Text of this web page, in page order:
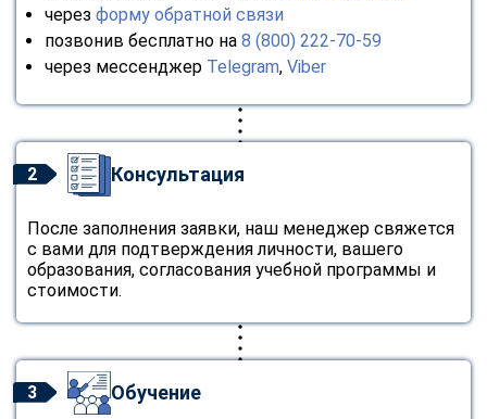
через форму обратной связи
позвонив бесплатно на 8 (800) 222-70-59
через мессенджер Telegram, Viber
2 Консультация
После заполнения заявки, наш менеджер свяжется
с вами для подтверждения личности, вашего
образования, согласования учебной программы и
стоимости.
3 Обучение